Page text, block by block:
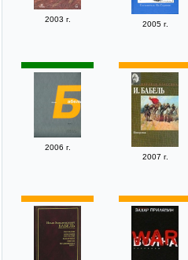
2003 г.
2005 г.
2006 г.
2007 г.